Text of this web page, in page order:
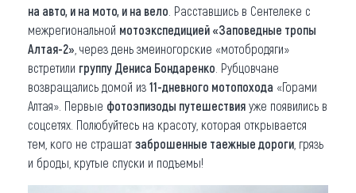
на авто, и на мото, и на вело . Расставшись в Сентелеке с
межрегиональной мотоэкспедицией «Заповедные тропы
Алтая-2» , через день змеиногорские «мотобродяги»
встретили группу Дениса Бондаренко . Рубцовчане
возвращались домой из 11-дневного мотопохода «Горами
Алтая». Первые фотоэпизоды путешествия уже появились в
соцсетях. Полюбуйтесь на красоту, которая открывается
тем, кого не страшат заброшенные таежные дороги , грязь
и броды, крутые спуски и подъемы!